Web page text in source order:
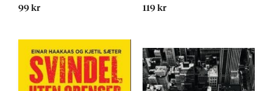
99 kr 119 kr